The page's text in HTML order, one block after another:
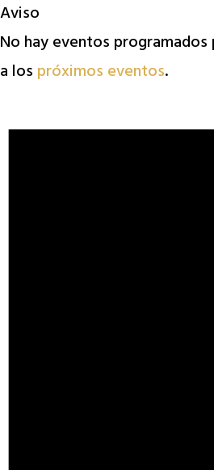
Aviso
No hay eventos programados
a los próximos eventos.